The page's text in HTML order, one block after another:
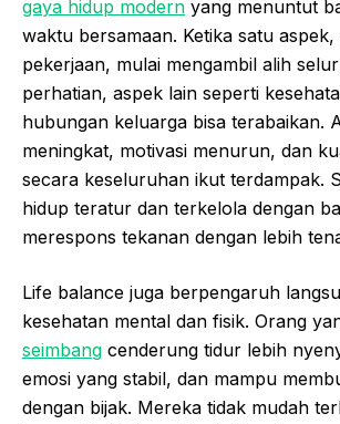
gaya hidup modern yang menuntut
waktu bersamaan. Ketika satu aspek,
pekerjaan, mulai mengambil alih
perhatian, aspek lain seperti
hubungan keluarga bisa terabaikan.
meningkat, motivasi menurun, dan
secara keseluruhan ikut terdampak.
hidup teratur dan terkelola dengan
merespons tekanan dengan lebih
Life balance juga berpengaruh
kesehatan mental dan fisik. Orang
seimbang cenderung tidur lebih
emosi yang stabil, dan mampu
dengan bijak. Mereka tidak mudah